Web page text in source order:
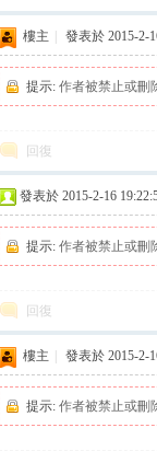
樓主 發表於 2015-2-
提示: 作者被禁止或刪
回復
發表於 2015-2-16
提示: 作者被禁止或刪
回復
樓主 發表於 2015-2-
提示: 作者被禁止或刪